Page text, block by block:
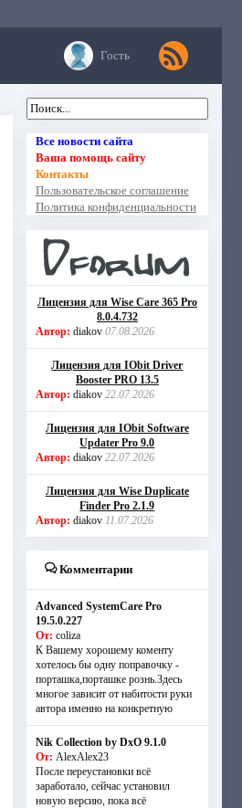
Гость
Все новости сайта
Ваша помощь сайту
Контакты
Пользовательское соглашение
Политика конфиденциальности
Лицензия для Wise Care 365 Pro
8.0.4.732
Автор: diakov 07.08.2026
Лицензия для IObit Driver
Booster PRO 13.5
Автор: diakov 22.07.2026
Лицензия для IObit Software
Updater Pro 9.0
Автор: diakov 22.07.2026
Лицензия для Wise Duplicate
Finder Pro 2.1.9
Автор: diakov 11.07.2026
Комментарии
Advanced SystemCare Pro
19.5.0.227
От: coliza
К Вашему хорошему коменту
хотелось бы одну поправочку -
порташка,порташке рознь.Здесь
многое зависит от набитости руки
автора именно на конкретную
Nik Collection by DxO 9.1.0
От: AlexAlex23
После переустановки всё
заработало, сейчас установил
новую версию, пока всё